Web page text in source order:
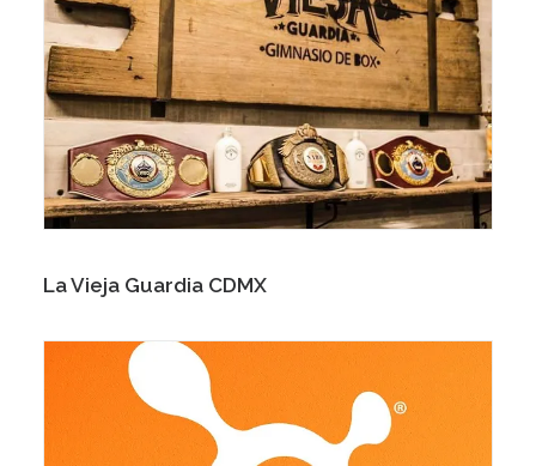
La Vieja Guardia CDMX